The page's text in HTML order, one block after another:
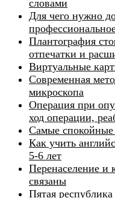
словами
Для чего нужно
Плантография
отпечатки и
Виртуальные
Современная
микроскопа
Операция при
ход операции,
Самые
Как учить
5-6 лет
Перенаселение и
связаны
Пятая